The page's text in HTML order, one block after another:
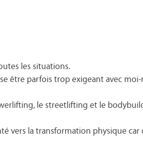
les situations.
être parfois trop exigeant avec
le streetlifting et le
vers la transformation physique